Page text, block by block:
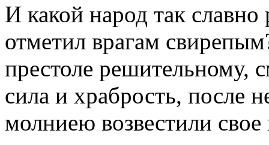
И какой народ так славно
отметил врагам
престоле решительному,
сила и храбрость, после
молниею возвестили